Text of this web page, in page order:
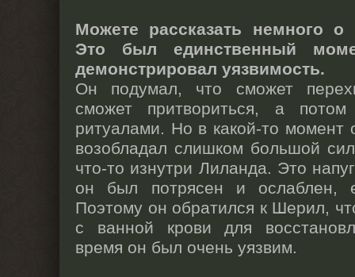
Можете рассказать немного о
Это был единственный
демонстрировал уязвимость.
Он подумал, что сможет
сможет притвориться, а
ритуалами. Но в какой-то момент
возобладал слишком большой
что-то изнутри Лиланда. Это
он был потрясен и ослаблен,
Поэтому он обратился к Шерил,
с ванной крови для
время он был очень уязвим.